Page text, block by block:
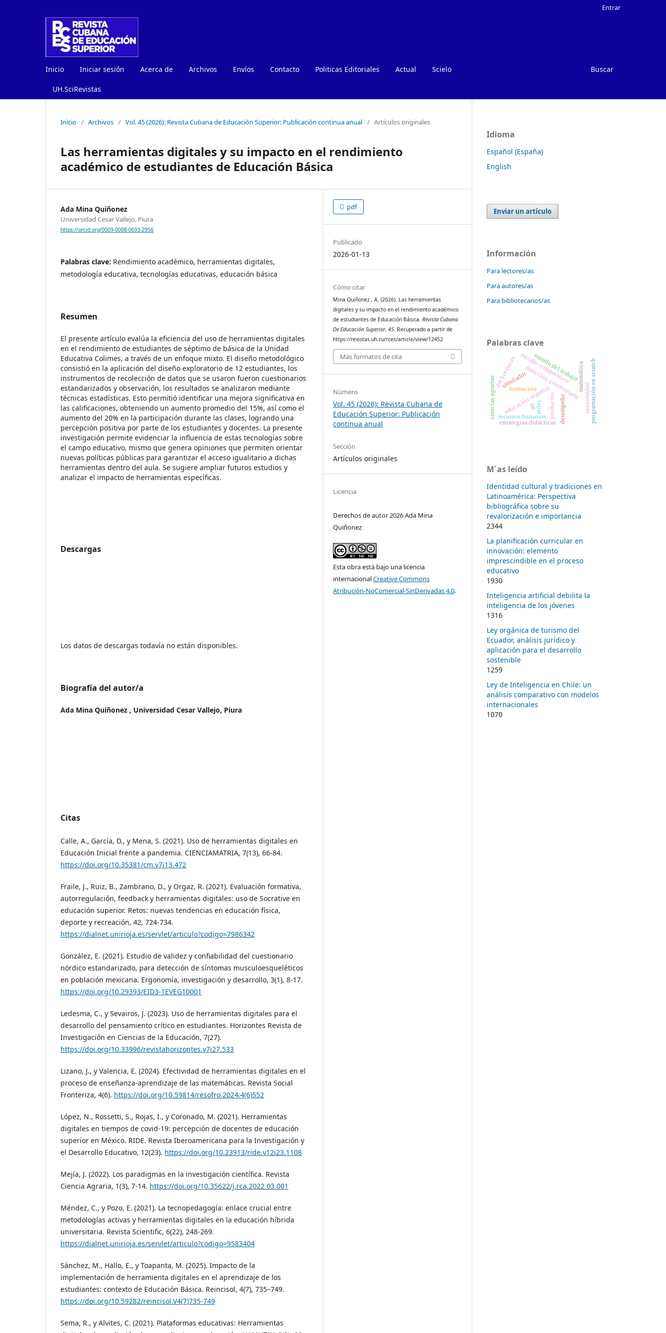
Inicio Iniciar sesión Acerca de Archivos Envíos Contacto Politicas Editoriales Actual Scielo
UH.SciRevistas
Buscar
Entrar
Inicio / Archivos / Vol. 45 (2026): Revista Cubana de Educación Superior: Publicación continua anual / Artículos originales
Las herramientas digitales y su impacto en el rendimiento
académico de estudiantes de Educación Básica
Ada Mina Quiñonez
Universidad Cesar Vallejo, Piura
https://orcid.org/0009-0008-0693-2956
Palabras clave: Rendimiento académico, herramientas digitales,
metodología educativa, tecnologías educativas, educación básica
Resumen
El presente artículo evalúa la eficiencia del uso de herramientas digitales
en el rendimiento de estudiantes de séptimo de básica de la Unidad
Educativa Colimes, a través de un enfoque mixto. El diseño metodológico
consistió en la aplicación del diseño exploratorio de 12 estudiantes, los
instrumentos de recolección de datos que se usaron fueron cuestionarios
estandarizados y observación, los resultados se analizaron mediante
técnicas estadísticas. Esto permitió identificar una mejora significativa en
las calificaciones, obteniendo un aumento promedio del 15%, así como el
aumento del 20% en la participación durante las clases, logrando una
percepción positiva por parte de los estudiantes y docentes. La presente
investigación permite evidenciar la influencia de estas tecnologías sobre
el campo educativo, mismo que genera opiniones que permiten orientar
nuevas políticas públicas para garantizar el acceso igualitario a dichas
herramientas dentro del aula. Se sugiere ampliar futuros estudios y
analizar el impacto de herramientas específicas.
Descargas
Los datos de descargas todavía no están disponibles.
Biografía del autor/a
Ada Mina Quiñonez , Universidad Cesar Vallejo, Piura
Citas
Calle, A., García, D., y Mena, S. (2021). Uso de herramientas digitales en
Educación Inicial frente a pandemia. CIENCIAMATRIA, 7(13), 66-84.
https://doi.org/10.35381/cm.v7i13.472
Fraile, J., Ruiz, B., Zambrano, D., y Orgaz, R. (2021). Evaluación formativa,
autorregulación, feedback y herramientas digitales: uso de Socrative en
educación superior. Retos: nuevas tendencias en educación física,
deporte y recreación, 42, 724-734.
https://dialnet.unirioja.es/servlet/articulo?codigo=7986342
González, E. (2021). Estudio de validez y confiabilidad del cuestionario
nórdico estandarizado, para detección de síntomas musculoesqueléticos
en población mexicana. Ergonomía, investigación y desarrollo, 3(1), 8-17.
https://doi.org/10.29393/EID3-1EVEG10001
Ledesma, C., y Sevairos, J. (2023). Uso de herramientas digitales para el
desarrollo del pensamiento crítico en estudiantes. Horizontes Revista de
Investigación en Ciencias de la Educación, 7(27).
https://doi.org/10.33996/revistahorizontes.v7i27.533
Lizano, J., y Valencia, E. (2024). Efectividad de herramientas digitales en el
proceso de enseñanza-aprendizaje de las matemáticas. Revista Social
Fronteriza, 4(6). https://doi.org/10.59814/resofro.2024.4(6)552
López, N., Rossetti, S., Rojas, I., y Coronado, M. (2021). Herramientas
digitales en tiempos de covid-19: percepción de docentes de educación
superior en México. RIDE. Revista Iberoamericana para la Investigación y
el Desarrollo Educativo, 12(23). https://doi.org/10.23913/ride.v12i23.1108
Mejía, J. (2022). Los paradigmas en la investigación científica. Revista
Ciencia Agraria, 1(3), 7-14. https://doi.org/10.35622/j.rca.2022.03.001
Méndez, C., y Pozo, E. (2021). La tecnopedagogía: enlace crucial entre
metodologías activas y herramientas digitales en la educación híbrida
universitaria. Revista Scientific, 6(22), 248-269.
https://dialnet.unirioja.es/servlet/articulo?codigo=9583404
Sánchez, M., Hallo, E., y Toapanta, M. (2025). Impacto de la
implementación de herramienta digitales en el aprendizaje de los
estudiantes: contexto de Educación Básica. Reincisol, 4(7), 735–749.
https://doi.org/10.59282/reincisol.V4(7)735-749
Sema, R., y Alvites, C. (2021). Plataformas educativas: Herramientas
pdf
Publicado
2026-01-13
Cómo citar
Mina Quiñonez , A. (2026). Las herramientas
digitales y su impacto en el rendimiento académico
de estudiantes de Educación Básica.Revista Cubana
De Educación Superior,45. Recuperado a partir de
https://revistas.uh.cu/rces/article/view/12452
Más formatos de cita
Número
Vol. 45 (2026): Revista Cubana de
Educación Superior: Publicación
continua anual
Sección
Artículos originales
Licencia
Derechos de autor 2026 Ada Mina
Quiñonez
Esta obra está bajo una licencia
internacionalCreative Commons
Atribución-NoComercial-SinDerivadas 4.0.
Idioma
Español (España)
English
Enviar un artículo
Información
Para lectores/as
Para autores/as
Para bibliotecarios/as
Palabras clave
desempeño
educación superior
formacióndirección universitaria
estudio comparativo
recursos humanos
simulador
packet tracer
redes
tic
ciencias agrarias
mundo del trabajo
estrategias didácticas
matemática
universidadprogramación en scratch
productos
M´as leído
Identidad cultural y tradiciones en
Latinoamérica: Perspectiva
bibliográfica sobre su
revalorización e importancia
2344
La planificación curricular en
innovación: elemento
imprescindible en el proceso
educativo
1930
Inteligencia artificial debilita la
inteligencia de los jóvenes
1316
Ley orgánica de turismo del
Ecuador, análisis jurídico y
aplicación para el desarrollo
sostenible
1259
Ley de Inteligencia en Chile: un
análisis comparativo con modelos
internacionales
1070